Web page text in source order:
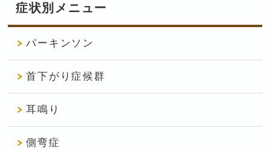
症状別メニュー
パーキンソン
首下がり症候群
耳鳴り
側弯症